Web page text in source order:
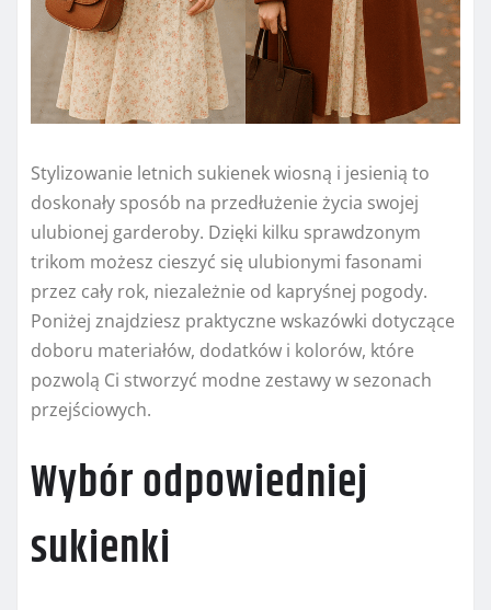
Stylizowanie letnich sukienek wiosną i jesienią to
doskonały sposób na przedłużenie życia swojej
ulubionej garderoby. Dzięki kilku sprawdzonym
trikom możesz cieszyć się ulubionymi fasonami
przez cały rok, niezależnie od kapryśnej pogody.
Poniżej znajdziesz praktyczne wskazówki dotyczące
doboru materiałów, dodatków i kolorów, które
pozwolą Ci stworzyć modne zestawy w sezonach
przejściowych.
Wybór odpowiedniej
sukienki